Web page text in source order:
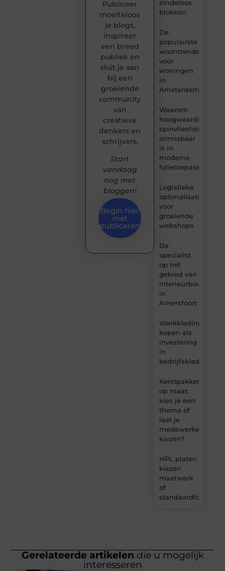
eindeloos
blokken
De
populairste
woontrends
voor
woningen
in
Amsterdam
Waarom
hoogwaardige
spinvliesfolie
onmisbaar
is in
moderne
folietoepassingen
Logistieke
optimalisatie
voor
groeiende
webshops
De
specialist
op het
gebied van
interieurbouw
in
Amersfoort
Werkkleding
kopen als
investering
in
bedrijfskleding
Kerstpakket
op maat:
kies je een
thema of
laat je
medewerkers
kiezen?
HPL platen
kiezen
maatwerk
of
standaardformaat
Publiceer
moeiteloos
je blogs,
inspireer
een breed
publiek en
sluit je aan
bij een
groeiende
community
van
creatieve
denkers en
schrijvers.
Start
vandaag
nog met
bloggen!
Begin hier
met
publiceren
Gerelateerde artikelen die u mogelijk
interesseren